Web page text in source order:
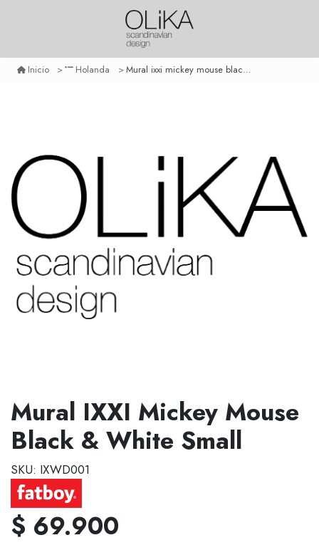
Inicio Holanda Mural ixxi mickey mouse black & white small
Mural IXXI Mickey Mouse
Black & White Small
SKU: IXWD001
$ 69.900